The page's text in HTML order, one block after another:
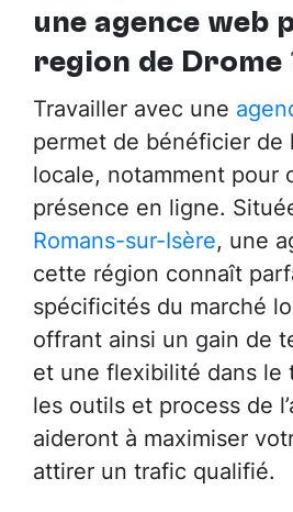
une agence web
région de Drôme
Travailler avec une
permet de bénéficier de
locale, notamment pour
présence en ligne.
Romans-sur-Isère, une
cette région connaît
spécificités du marché
offrant ainsi un gain de
et une flexibilité dans le
les outils et process de
aideront à maximiser
attirer un trafic qualifié.